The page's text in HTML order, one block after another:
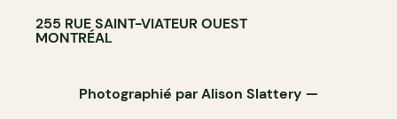
255 RUE SAINT-VIATEUR OUEST
MONTRÉAL
Photographié parAlison Slattery —